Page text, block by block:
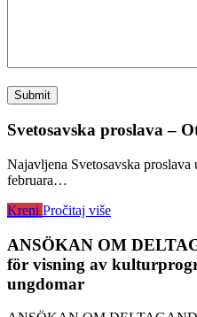
Svetosavska proslava –
Najavljena Svetosavska
februara…
Kreni Pročitaj više
ANSÖKAN OM
för visning av
ungdomar